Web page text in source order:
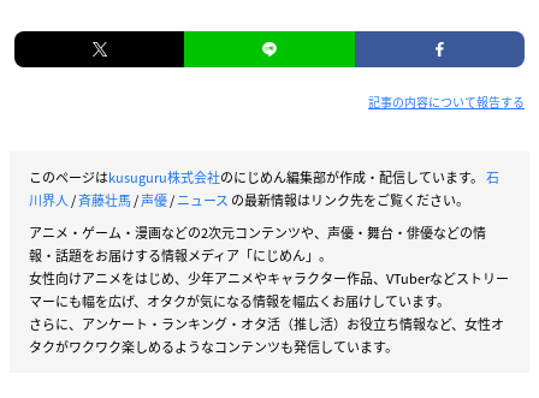
記事の内容について報告する
このページはkusuguru株式会社のにじめん編集部が作成・配信しています。 石
川界人/斉藤壮馬/声優/ニュース の最新情報はリンク先をご覧ください。
アニメ・ゲーム・漫画などの2次元コンテンツや、声優・舞台・俳優などの情
報・話題をお届けする情報メディア「にじめん」。
女性向けアニメをはじめ、少年アニメやキャラクター作品、VTuberなどストリー
マーにも幅を広げ、オタクが気になる情報を幅広くお届けしています。
さらに、アンケート・ランキング・オタ活（推し活）お役立ち情報など、女性オ
タクがワクワク楽しめるようなコンテンツも発信しています。